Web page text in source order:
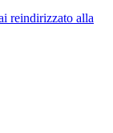
reindirizzato alla